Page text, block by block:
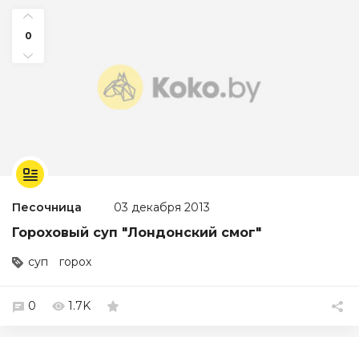
0
Песочница 03 декабря 2013
Гороховый суп "Лондонский смог"
суп горох
0 1.7K